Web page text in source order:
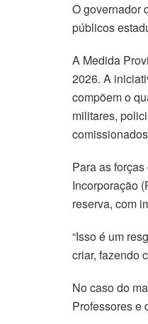
O governador
públicos
A Medida
2026. A
compõem o
militares,
Para as
Incorporação
reserva, com
“Isso é um
criar, fazendo
No caso do
Professores e